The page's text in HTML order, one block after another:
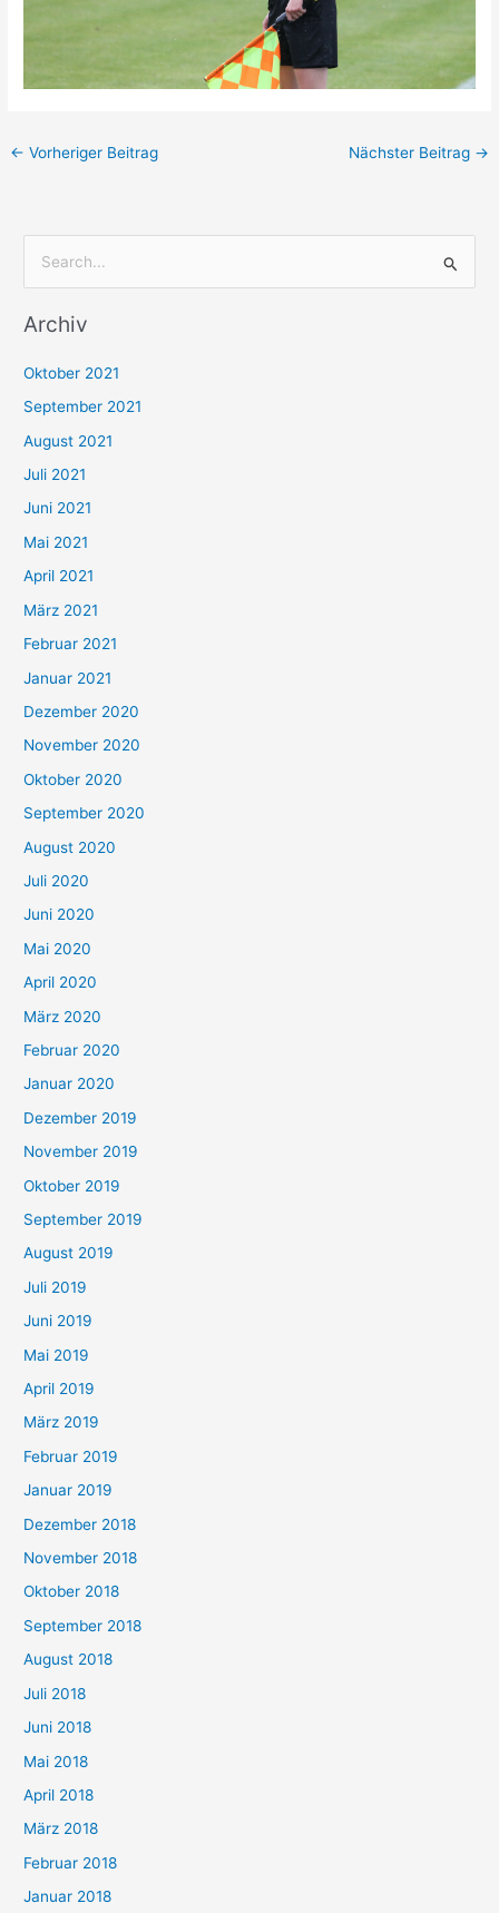
← Vorheriger Beitrag Nächster Beitrag →
c
n
n
a
c
h
:
Archiv
Oktober 2021
September 2021
August 2021
Juli 2021
Juni 2021
Mai 2021
April 2021
März 2021
Februar 2021
Januar 2021
Dezember 2020
November 2020
Oktober 2020
September 2020
August 2020
Juli 2020
Juni 2020
Mai 2020
April 2020
März 2020
Februar 2020
Januar 2020
Dezember 2019
November 2019
Oktober 2019
September 2019
August 2019
Juli 2019
Juni 2019
Mai 2019
April 2019
März 2019
Februar 2019
Januar 2019
Dezember 2018
November 2018
Oktober 2018
September 2018
August 2018
Juli 2018
Juni 2018
Mai 2018
April 2018
März 2018
Februar 2018
Januar 2018